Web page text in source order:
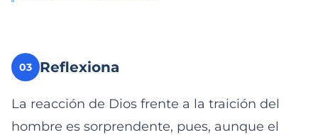
03 Reflexiona
La reacción de Dios frente a la traición del
hombre es sorprendente, pues, aunque el